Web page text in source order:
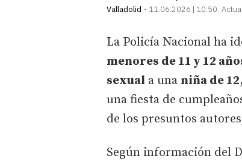
Valladolid
11.06.2026 | 10:50
La Policía Nacional ha
menores de 11 y 12
sexual a una niña de 12
una fiesta de
de los presuntos
Según información del